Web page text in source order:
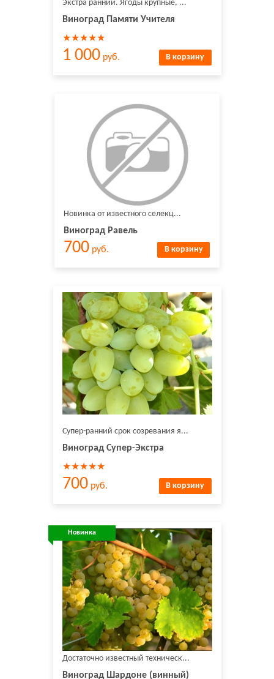
Экстра ранний. Ягоды крупные, ...
Виноград Памяти Учителя
★★★★★
1 000руб. В корзину
Новинка от известного селекц...
Виноград Равель
700 руб. В корзину
Супер-ранний срок созревания я...
Виноград Супер-Экстра
★★★★★
700руб. В корзину
Новинка
Достаточно известный техническ...
Виноград Шардоне (винный)